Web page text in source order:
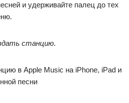
и удерживайте палец до тех
станцию.